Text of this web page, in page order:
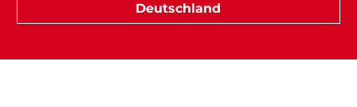
Deutschland